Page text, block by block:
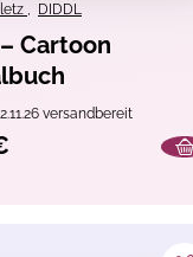
, DIDDL
Cartoon
versandbereit